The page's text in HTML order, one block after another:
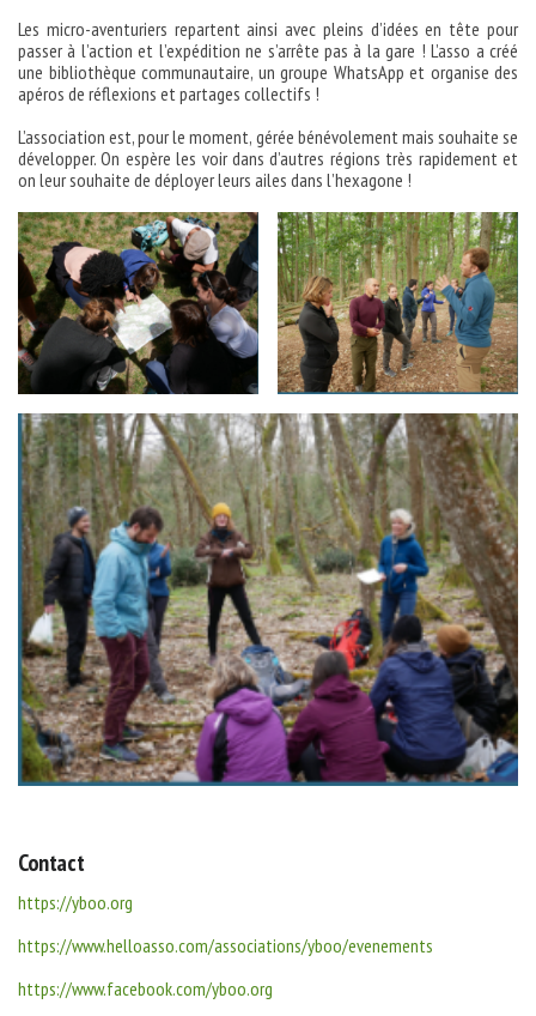
Les micro-aventuriers repartent ainsi avec pleins d’idées en tête pour
passer à l’action et l’expédition ne s’arrête pas à la gare ! L’asso a créé
une bibliothèque communautaire, un groupe WhatsApp et organise des
apéros de réflexions et partages collectifs !
L’association est, pour le moment, gérée bénévolement mais souhaite se
développer. On espère les voir dans d’autres régions très rapidement et
on leur souhaite de déployer leurs ailes dans l’hexagone !
Contact
https://yboo.org
https://www.helloasso.com/associations/yboo/evenements
https://www.facebook.com/yboo.org